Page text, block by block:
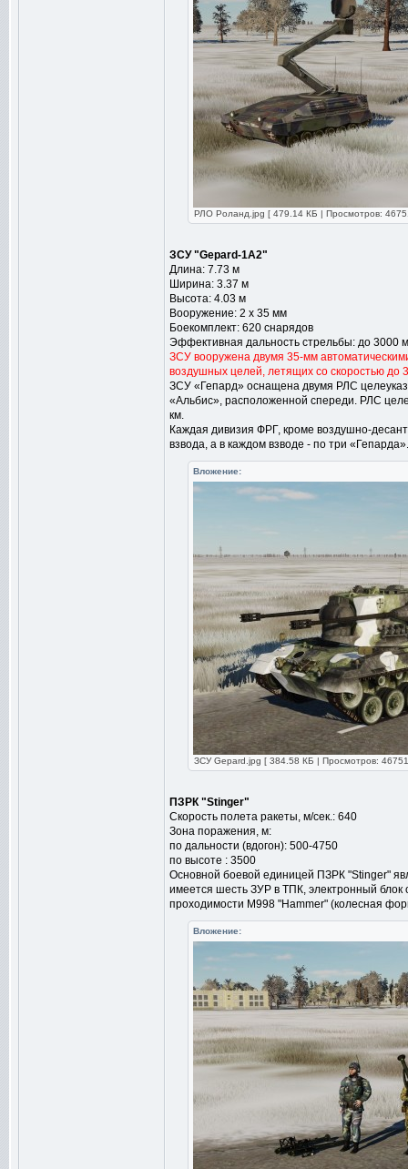
РЛО Роланд.jpg [ 479.14 КБ | Просмотров:
ЗСУ "Gepard-1A2"
Длина: 7.73 м
Ширина: 3.37 м
Высота: 4.03 м
Вооружение: 2 x 35 мм
Боекомплект: 620 снарядов
Эффективная дальность стрельбы: до 3000 м
ЗСУ вооружена двумя 35-мм
воздушных целей, летящих со скоростью до
ЗСУ «Гепард» оснащена двумя РЛС
«Альбис», расположенной спереди. РЛС
км.
Каждая дивизия ФРГ, кроме воздушно-
взвода, а в каждом взводе - по три
Вложение:
ЗСУ Gepard.jpg [ 384.58 КБ | Просмотров:
ПЗРК "Stinger"
Скорость полета ракеты, м/сек.: 640
Зона поражения, м:
по дальности (вдогон): 500-4750
по высоте : 3500
Основной боевой единицей ПЗРК "Stinger"
имеется шесть ЗУР в ТПК, электронный
проходимости M998 "Hammer" (колесная
Вложение: